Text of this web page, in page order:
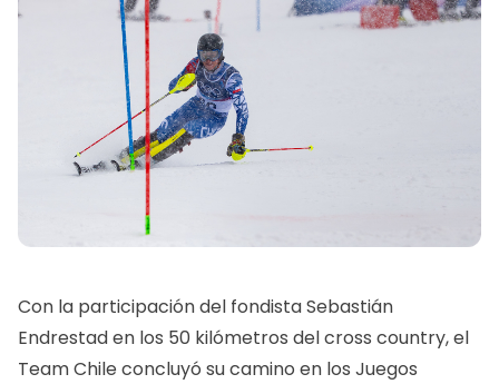
Con la participación del fondista Sebastián
Endrestad en los 50 kilómetros del cross country, el
Team Chile concluyó su camino en los Juegos